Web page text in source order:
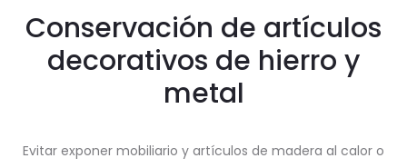
Conservación de artículos
decorativos de hierro y
metal
Evitar exponer mobiliario y artículos de madera al calor o